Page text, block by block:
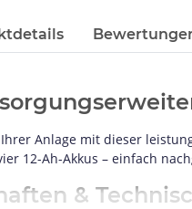
Anlage mit dieser
12-Ah-Akkus – einfach
&